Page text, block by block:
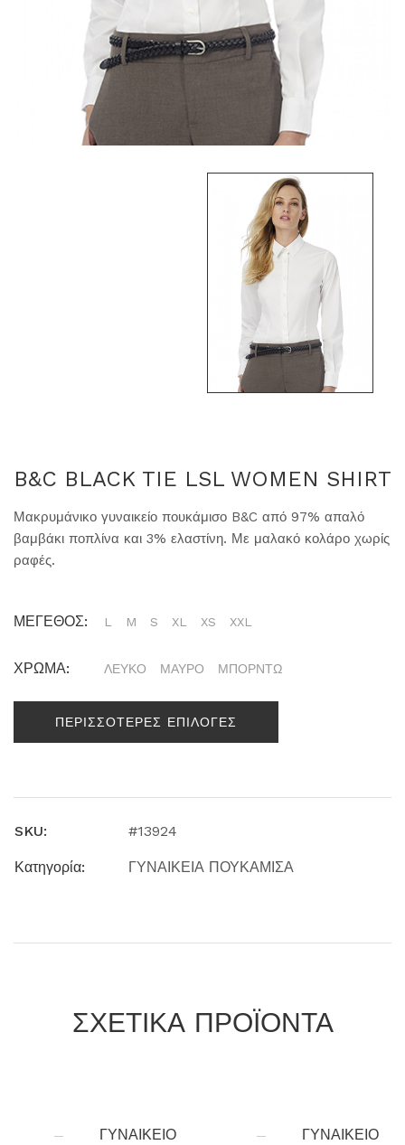
B&C BLACK TIE LSL WOMEN SHIRT
Μακρυμάνικο γυναικείο πουκάμισο B&C από 97% απαλό
βαμβάκι ποπλίνα και 3% ελαστίνη. Με μαλακό κολάρο χωρίς
ραφές.
ΜΕΓΕΘΟΣ: L M S XL XS XXL
ΧΡΩΜΑ: ΛΕΥΚΟ ΜΑΥΡΟ ΜΠΟΡΝΤΩ
ΠΕΡΙΣΣΟΤΕΡΕΣ ΕΠΙΛΟΓΕΣ
SKU: #13924
Κατηγορία: ΓΥΝΑΙΚΕΙΑ ΠΟΥΚΑΜΙΣΑ
ΣΧΕΤΙΚΑ ΠΡΟΪΟΝΤΑ
ΓΥΝΑΙΚΕΙΟ
ΓΥΝΑΙΚΕΙΟ